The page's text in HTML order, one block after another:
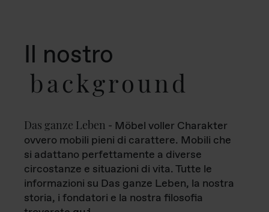
Il nostro
background
Das ganze Leben - Möbel voller Charakter
ovvero mobili pieni di carattere. Mobili che
si adattano perfettamente a diverse
circostanze e situazioni di vita. Tutte le
informazioni su Das ganze Leben, la nostra
storia, i fondatori e la nostra filosofia